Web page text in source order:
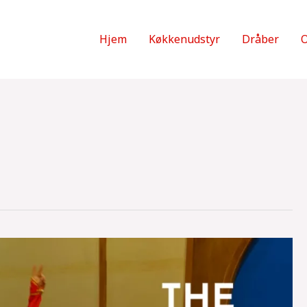
Hjem Køkkenudstyr Dråber